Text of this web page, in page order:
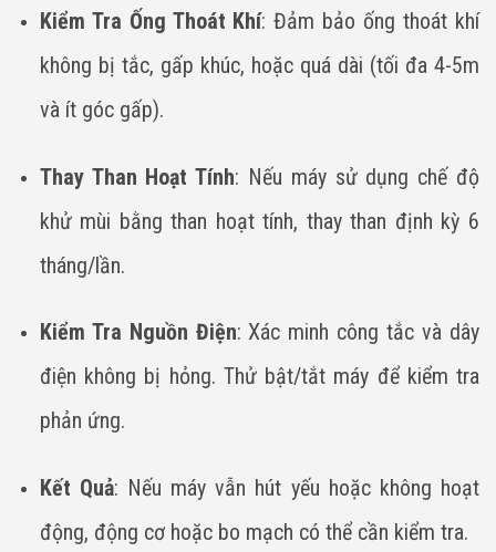
Kiểm Tra Ống Thoát Khí: Đảm bảo ống thoát khí
không bị tắc, gấp khúc, hoặc quá dài (tối đa 4-5m
và ít góc gấp).
Thay Than Hoạt Tính: Nếu máy sử dụng chế độ
khử mùi bằng than hoạt tính, thay than định kỳ 6
tháng/lần.
Kiểm Tra Nguồn Điện: Xác minh công tắc và dây
điện không bị hỏng. Thử bật/tắt máy để kiểm tra
phản ứng.
Kết Quả: Nếu máy vẫn hút yếu hoặc không hoạt
động, động cơ hoặc bo mạch có thể cần kiểm tra.